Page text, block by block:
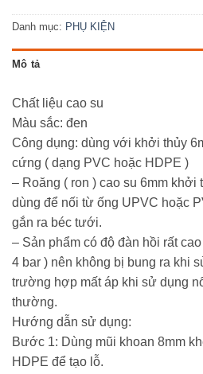
Danh mục: PHỤ KIỆN
Mô tả
Chất liệu cao su
Màu sắc: đen
Công dụng: dùng với khởi thủy
cứng ( dạng PVC hoặc HDPE )
– Roăng ( ron ) cao su 6mm khởi
dùng để nối từ ống UPVC hoặc
gắn ra béc tưới.
– Sản phẩm có độ đàn hồi rất
4 bar ) nên không bị bung ra khi
trường hợp mất áp khi sử dụng
thường.
Hướng dẫn sử dụng:
Bước 1: Dùng mũi khoan 8mm
HDPE để tạo lỗ.